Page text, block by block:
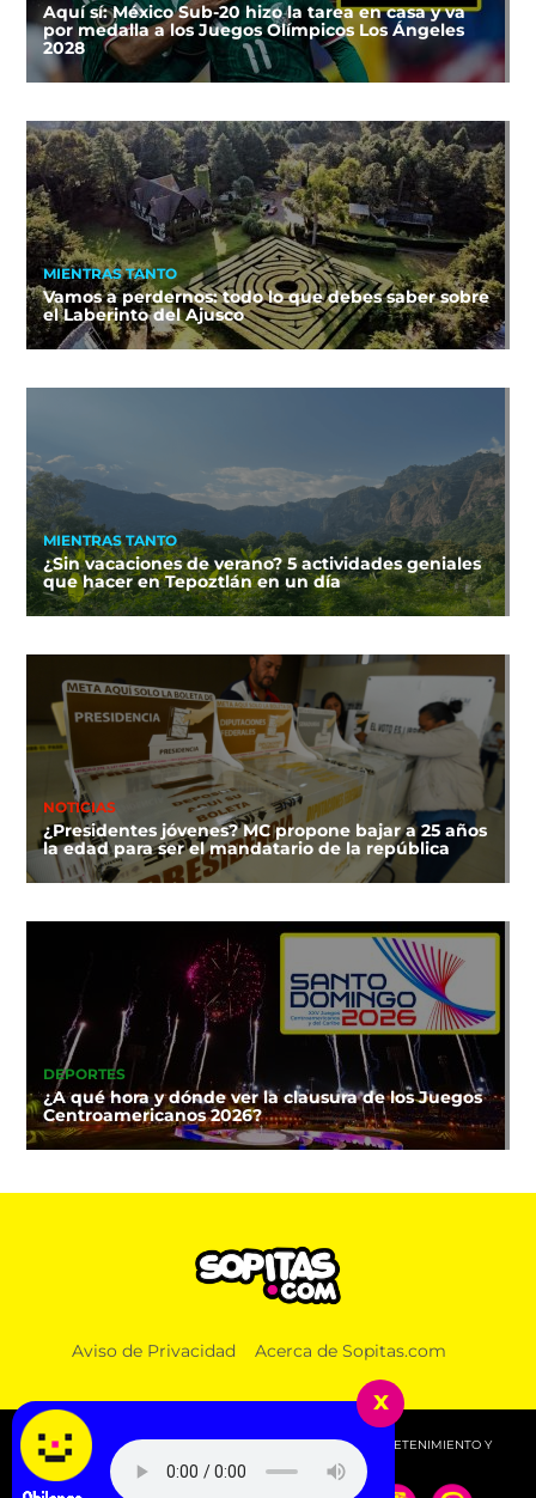
Aquí sí: México Sub-20 hizo la tarea en casa y va
por medalla a los Juegos Olímpicos Los Ángeles
2028
MIENTRAS TANTO
Vamos a perdernos: todo lo que debes saber sobre
el Laberinto del Ajusco
MIENTRAS TANTO
¿Sin vacaciones de verano? 5 actividades geniales
que hacer en Tepoztlán en un día
NOTICIAS
¿Presidentes jóvenes? MC propone bajar a 25 años
la edad para ser el mandatario de la república
DEPORTES
¿A qué hora y dónde ver la clausura de los Juegos
Centroamericanos 2026?
Aviso de Privacidad Acerca de Sopitas.com
© 2026 SOPITAS.COM - MÚSICA, NOTICIAS, DEPORTES, ENTRETENIMIENTO Y
MÁS!.
x